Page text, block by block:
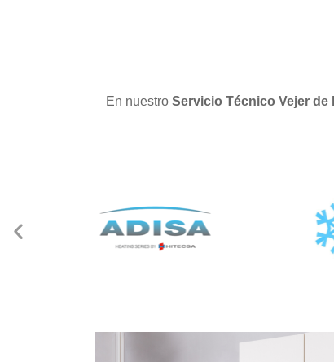
En nuestro Servicio Técnico Vejer de